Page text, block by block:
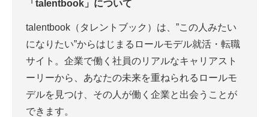
「talentbook 」について
talentbook（タレントブック）は、”この人みたい
になりたい”からはじまるロールモデル就活・転職
サイト。企業で働く社員のリアルなキャリアスト
ーリーから、あなたの未来を重ねられるロールモ
デルを見つけ、その人が働く企業と出会うことが
できます。